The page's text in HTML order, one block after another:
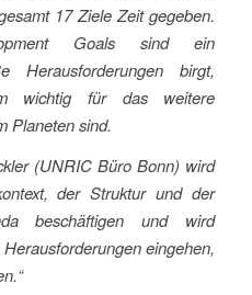
17 Ziele Zeit gegeben.
Goals sind ein
Herausforderungen birgt,
wichtig für das weitere
Planeten sind.
(UNRIC Büro Bonn) wird
der Struktur und der
beschäftigen und wird
eingehen,